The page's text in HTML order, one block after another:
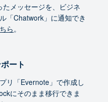
たメッセージを、ビジネ
「Chatwork」に通知でき
ら。
ート
リ「Evernote」で作成し
にそのまま移行できま